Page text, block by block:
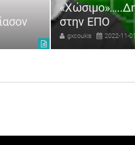
στην ΕΠΟ
gxcoukis 2022-11-01